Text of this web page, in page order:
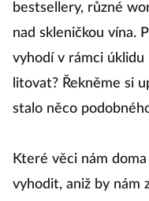
bestsellery, různé
nad skleničkou vína.
vyhodí v rámci
litovat? Řekněme si
stalo něco
Které věci nám
vyhodit, aniž by nám